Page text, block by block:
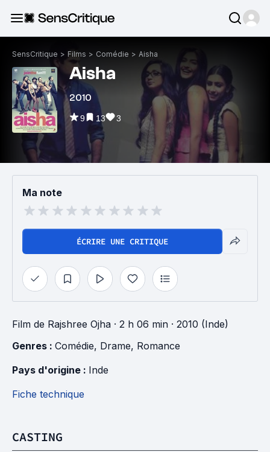
SensCritique > Films > Comédie > Aisha
Aisha
2010
9 13 3
Ma note
ÉCRIRE UNE CRITIQUE
Film de Rajshree Ojha · 2 h 06 min · 2010 (Inde)
Genres : Comédie, Drame, Romance
Pays d'origine : Inde
Fiche technique
CASTING